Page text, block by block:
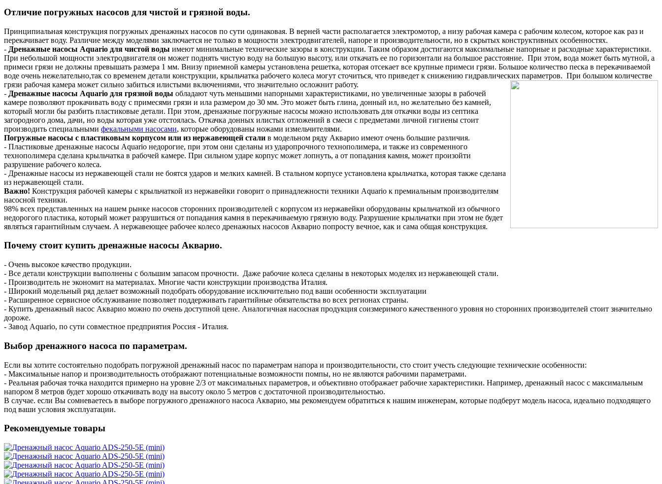
Отличие погружных насосов для чистой и грязной воды.
Принципиальная конструкция погружных дренажных насосов по сути одинаковая. В верней части располагается электромотор, а низу рабочая камера с рабочим колесом, которое как раз и
перекачивает воду. Различие между моделями заключается не только в мощности электродвигателей, напоре и производительности, но в скрытых конструктивных особенностях.
- Дренажные насосы Aquario для чистой воды имеют минимальные технические зазоры в конструкции. Таким образом достигаются максимальные напорные и расходные характеристики.
При небольшой мощности электродвигателя он может поднять чистую воду на большую высоту, или откачать ее по горизонтали на большое расстояние. При этом, вода может быть мутной, а
примеси грязи не должны превышать размера 1 мм. Внизу приемной камеры установлена решетка, которая отсекает все крупные примеси грязи. Большое количество песка в перекачиваемой
воде очень нежелательно,так со временем детали конструкции, крыльчатка рабочего колеса могут сточиться, что приведет к снижению гидравлических параметров. При большом количестве
грязи рабочая камера может сильно забиться илистыми включениями, что значительно осложнит работу.
- Дренажные насосы Aquario для грязной воды обладают чуть меньшими напорными характеристиками, но увеличенные зазоры в рабочей
камере позволяют прокачивать воду с примесями грязи и ила размером до 30 мм. Это может быть глина, донный ил, но желательно без камней,
который могли бы разбить пластиковые детали. При этом, дренажные погружные насосы можно использовать для откачки воды из септика
загородного дома, дачи, но воды которая уже отстоялась. Откачка донных илистых отложений в смеси с предметами личной гигиены стоит
производить специальными фекальными насосами, которые оборудованы ножами измельчителями.
Погружные насосы с пластиковым корпусом или из нержавеющей стали в модельном ряду Акварио имеют очень большие различия.
- Пластиковые дренажные насосы Aquario недорогие, при этом они сделаны из ударопрочного технополимера, и также из современного
технополимера сделана крыльчатка в рабочей камере. При сильном ударе корпус может лопнуть, а от попадания камня, может произойти
разрушение рабочего колеса.
- Дренажные насосы из нержавеющей стали не боятся ударов и мелких камней. В стальном корпусе установлена крыльчатка, которая также сделана
из нержавеющей стали.
Важно! Конструкция рабочей камеры с крыльчаткой из нержавейки говорит о принадлежности техники Aquario к премиальным производителям
насосной техники.
98% всех представленных на нашем рынке насосов сторонних производителей с корпусом из нержавейки оборудованы крыльчаткой из обычного
недорогого пластика, который может разрушиться от попадания камня в перекачиваемую грязную воду. Разрушение крыльчатки при этом не будет
являться гарантийным случаем. А нержавеющее рабочее колесо дренажных насосов Акварио попросту вечное, как и сама общая конструкция.
Почему стоит купить дренажные насосы Акварио.
- Очень высокое качество продукции.
- Все детали конструкции выполнены с большим запасом прочности. Даже рабочие колеса сделаны в некоторых моделях из нержавеющей стали.
- Производитель не экономит на материалах. Многие части конструкции производства Италия.
- Широкий модельный ряд делает возможный подобрать оборудование исключительно под ваши особенности эксплуатации
- Расширенное сервисное обслуживание позволяет поддерживать гарантийные обязательства во всех регионах страны.
- Купить дренажный насос Акварио можно по очень доступной цене. Аналогичная насосная продукция соизмеримого качественного уровня но сторонних производителей стоит значительно
дороже.
- Завод Aquario, по сути совместное предприятия Россия - Италия.
Выбор дренажного насоса по параметрам.
Если вы хотите состоятельно подобрать погружной дренажный насос по параметрам напора и производительности, сто стоит учесть следующие технические особенности:
- Максимальные напор и производительность отображают потенциальные возможности помпы, но не являются рабочими параметрами.
- Реальная рабочая точка находится примерно на уровне 2/3 от максимальных параметров, и объективно отображает рабочие характеристики. Например, дренажный насос с максимальным
напором 8 метров будет хорошо откачивать воду на высоту около 5 метров с достаточной производительностью.
В случае. если Вы сомневаетесь в выборе погружного дренажного насоса Акварио, мы рекомендуем обратиться к нашим инженерам, которые подберут модель насоса, идеально подходящего
под ваши условия эксплуатации.
Рекомендуемые товары